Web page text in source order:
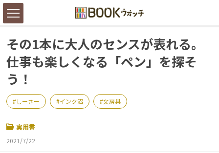
その1本に大人のセンスが表れる。
仕事も楽しくなる「ペン」を探そ
う！
しーさー インク沼 文房具
実用書
2021/7/22